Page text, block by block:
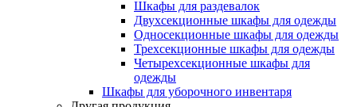
Шкафы для раздевалок
Двухсекционные шкафы для одежды
Односекционные шкафы для одежды
Трехсекционные шкафы для одежды
Четырехсекционные шкафы для
одежды
Шкафы для уборочного инвентаря